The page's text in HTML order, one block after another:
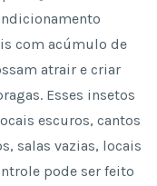
com acúmulo de
atrair e criar
Esses insetos
escuros, cantos
salas vazias, locais
pode ser feito